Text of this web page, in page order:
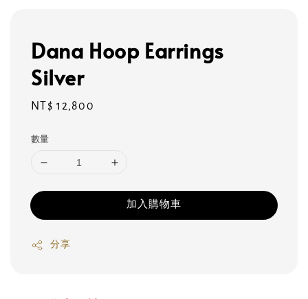
Dana Hoop Earrings
Silver
Regular
NT$ 12,800
數量
加入購物車
分享